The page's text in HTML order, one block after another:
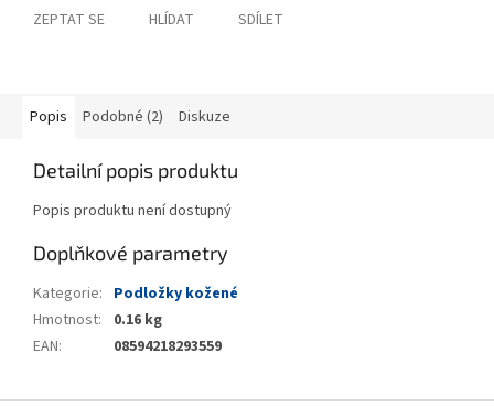
ZEPTAT SE HLÍDAT SDÍLET
Popis Podobné (2) Diskuze
Detailní popis produktu
Popis produktu není dostupný
Doplňkové parametry
Kategorie: Podložky kožené
Hmotnost:
0.16 kg
EAN: 08594218293559